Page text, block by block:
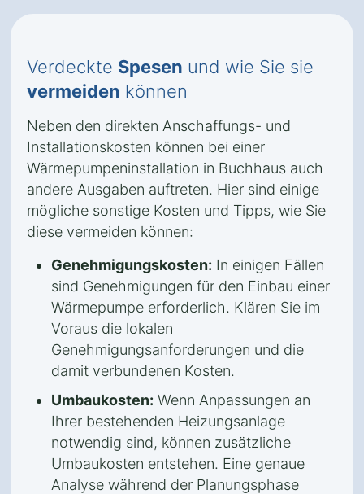
Verdeckte Spesen und wie Sie sie
vermeiden können
Neben den direkten Anschaffungs- und
Installationskosten können bei einer
Wärmepumpeninstallation in Buchhaus auch
andere Ausgaben auftreten. Hier sind einige
mögliche sonstige Kosten und Tipps, wie Sie
diese vermeiden können:
Genehmigungskosten: In einigen Fällen
sind Genehmigungen für den Einbau einer
Wärmepumpe erforderlich. Klären Sie im
Voraus die lokalen
Genehmigungsanforderungen und die
damit verbundenen Kosten.
Umbaukosten: Wenn Anpassungen an
Ihrer bestehenden Heizungsanlage
notwendig sind, können zusätzliche
Umbaukosten entstehen. Eine genaue
Analyse während der Planungsphase